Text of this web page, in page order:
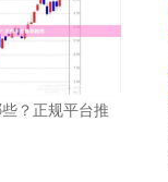
？正规平台推